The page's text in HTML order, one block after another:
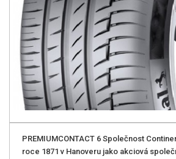
PREMIUMCONTACT 6 Společnost
roce 1871 v Hanoveru jako akciová